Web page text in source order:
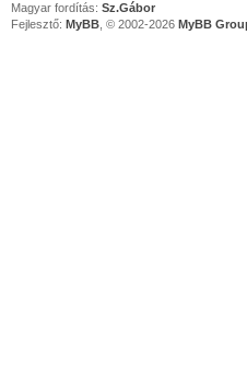
Magyar fordítás: Sz.Gábor
Fejlesztő: MyBB , © 2002-2026 MyBB